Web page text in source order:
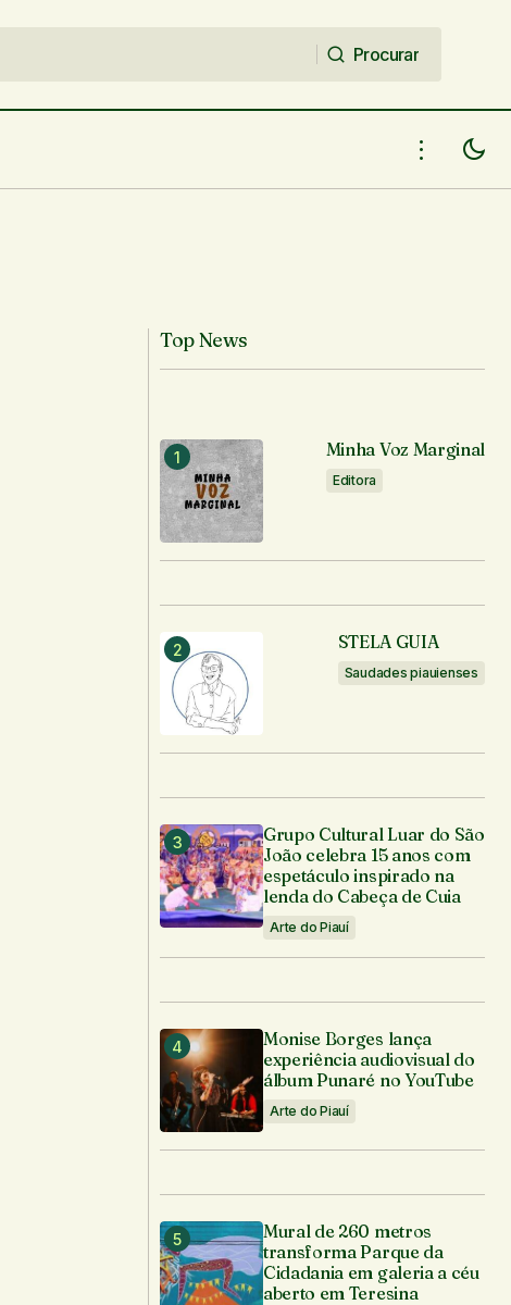
Procurar
Top News
Minha Voz Marginal
Editora
STELA GUIA
Saudades piauienses
Grupo Cultural Luar do São
João celebra 15 anos com
espetáculo inspirado na
lenda do Cabeça de Cuia
Arte do Piauí
Monise Borges lança
experiência audiovisual do
álbum Punaré no YouTube
Arte do Piauí
Mural de 260 metros
transforma Parque da
Cidadania em galeria a céu
aberto em Teresina